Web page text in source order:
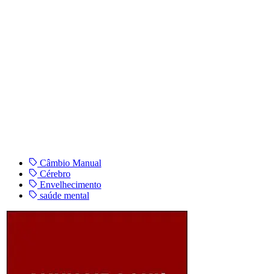
Câmbio Manual
Cérebro
Envelhecimento
saúde mental